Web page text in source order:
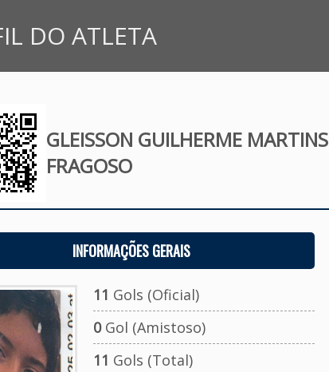
DO ATLETA
GLEISSON GUILHERME MARTINS
FRAGOSO
INFORMAÇÕES GERAIS
11 Gols (Oficial)
0Gol (Amistoso)
11 Gols (Total)